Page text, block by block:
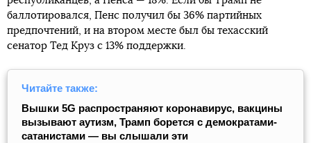
баллотировался, Пенс получил бы 36% партийных
предпочтений, и на втором месте был бы техасский
сенатор Тед Круз с 13% поддержки.
Читайте также:
Вышки 5G распространяют коронавирус, вакцины
вызывают аутизм, Трамп борется с демократами-
сатанистами — вы слышали эти